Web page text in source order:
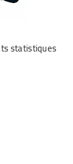
statistiques